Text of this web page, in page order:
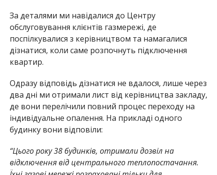
За деталями ми навідалися до Центру
обслуговування клієнтів газмережі, де
поспілкувалися з керівництвом та намагалися
дізнатися, коли саме розпочнуть підключення
квартир.
Одразу відповідь дізнатися не вдалося, лише через
два дні ми отримали лист від керівництва закладу,
де вони перелічили повний процес переходу на
індивідуальне опалення. На прикладі одного
будинку вони відповіли:
“Цього року 38 будинків, отримали дозвіл на
відключення від центрального теплопостачання.